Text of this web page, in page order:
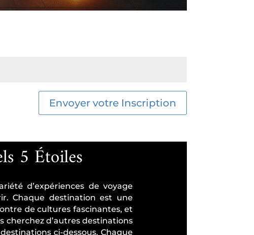
Envoyer votre Inscription
5 Étoiles
d’expériences de voyage
Chaque destination est une
de cultures fascinantes, et
cherchez d’autres destinations
ci-dessous. Chaque